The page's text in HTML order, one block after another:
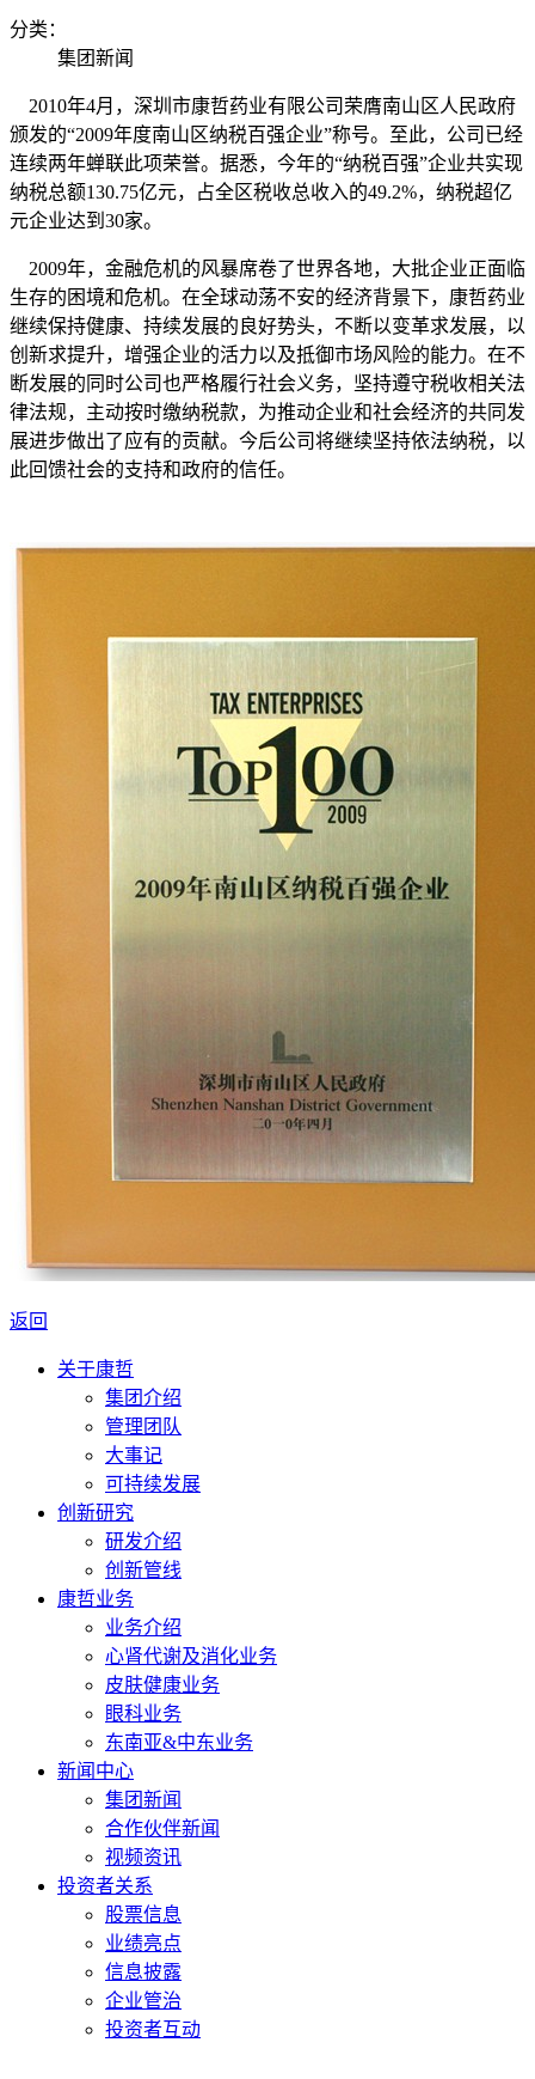
分类：
集团新闻
2010年4月，深圳市康哲药业有限公司荣膺南山区人民政府
颁发的“2009年度南山区纳税百强企业”称号。至此，公司已经
连续两年蝉联此项荣誉。据悉，今年的“纳税百强”企业共实现
纳税总额130.75亿元，占全区税收总收入的49.2%，纳税超亿
元企业达到30家。
2009年，金融危机的风暴席卷了世界各地，大批企业正面临
生存的困境和危机。在全球动荡不安的经济背景下，康哲药业
继续保持健康、持续发展的良好势头，不断以变革求发展，以
创新求提升，增强企业的活力以及抵御市场风险的能力。在不
断发展的同时公司也严格履行社会义务，坚持遵守税收相关法
律法规，主动按时缴纳税款，为推动企业和社会经济的共同发
展进步做出了应有的贡献。今后公司将继续坚持依法纳税，以
此回馈社会的支持和政府的信任。
返回
关于康哲
集团介绍
管理团队
大事记
可持续发展
创新研究
研发介绍
创新管线
康哲业务
业务介绍
心肾代谢及消化业务
皮肤健康业务
眼科业务
东南亚&中东业务
新闻中心
集团新闻
合作伙伴新闻
视频资讯
投资者关系
股票信息
业绩亮点
信息披露
企业管治
投资者互动